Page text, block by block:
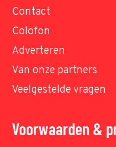
Contact
Colofon
Adverteren
Van onze partners
Veelgestelde vragen
Voorwaarden &